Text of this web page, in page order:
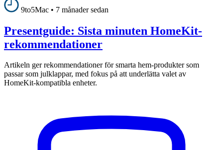
9to5Mac • 7 månader sedan
Presentguide: Sista minuten HomeKit-
rekommendationer
Artikeln ger rekommendationer för smarta hem-produkter som
passar som julklappar, med fokus på att underlätta valet av
HomeKit-kompatibla enheter.